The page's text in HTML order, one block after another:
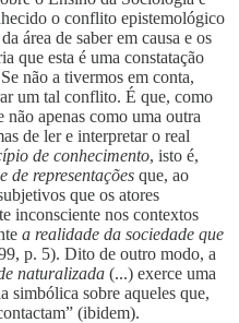
o conflito epistemológico
área de saber em causa e os
que esta é uma constatação
não a tivermos em conta,
um tal conflito. É que, como
apenas como uma outra
de ler e interpretar o real
de conhecimento, isto é,
de representações que, ao
que os atores
inconsciente nos contextos
a realidade da sociedade que
p. 5). Dito de outro modo, a
naturalizada (...) exerce uma
simbólica sobre aqueles que,
(ibidem).